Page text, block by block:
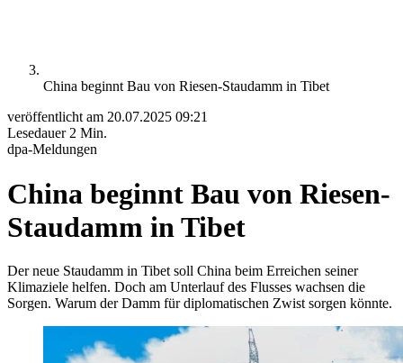
China beginnt Bau von Riesen-Staudamm in Tibet
veröffentlicht am 20.07.2025 09:21
Lesedauer 2 Min.
dpa-Meldungen
China beginnt Bau von Riesen-
Staudamm in Tibet
Der neue Staudamm in Tibet soll China beim Erreichen seiner
Klimaziele helfen. Doch am Unterlauf des Flusses wachsen die
Sorgen. Warum der Damm für diplomatischen Zwist sorgen könnte.